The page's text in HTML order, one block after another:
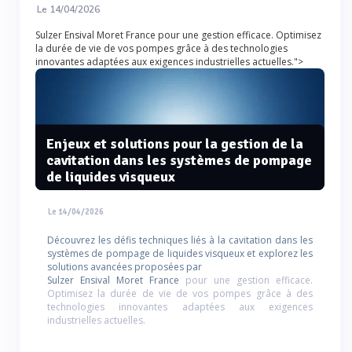
Le 14/04/2026
Sulzer Ensival Moret France pour une gestion efficace. Optimisez
la durée de vie de vos pompes grâce à des technologies
innovantes adaptées aux exigences industrielles actuelles.">
Enjeux et solutions pour la gestion de la
cavitation dans les systèmes de pompage
de liquides visqueux
Le 14/04/2026
Découvrez les défis techniques liés à la cavitation dans les
systèmes de pompage de liquides visqueux et explorez les
solutions avancées proposées par
Sulzer Ensival Moret France pour une gestion efficace.
Optimisez la durée de vie de vos pompes grâce à des
technologies innovantes adaptées aux exigences
industrielles actuelles.